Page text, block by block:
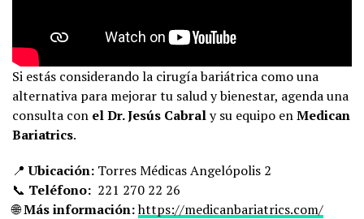
Si estás considerando la cirugía bariátrica como una
alternativa para mejorar tu salud y bienestar, agenda una
consulta con el Dr. Jesús Cabraly su equipo enMedican
Bariatrics.
📍Ubicación: Torres Médicas Angelópolis 2
📞 Teléfono: 221 270 22 26
🌐Más información:https://medicanbariatrics.com/